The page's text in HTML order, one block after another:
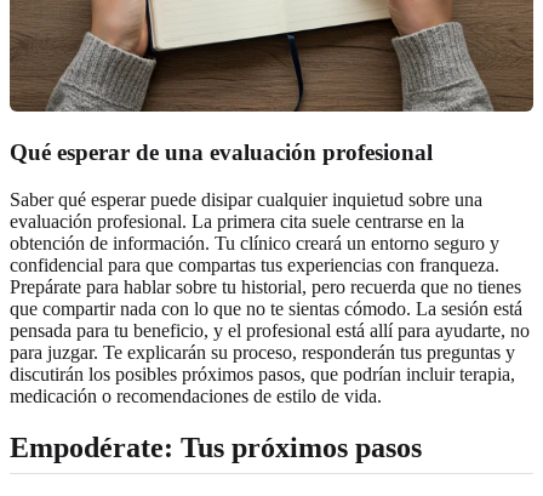
Qué esperar de una evaluación profesional
Saber qué esperar puede disipar cualquier inquietud sobre una
evaluación profesional. La primera cita suele centrarse en la
obtención de información. Tu clínico creará un entorno seguro y
confidencial para que compartas tus experiencias con franqueza.
Prepárate para hablar sobre tu historial, pero recuerda que no tienes
que compartir nada con lo que no te sientas cómodo. La sesión está
pensada para tu beneficio, y el profesional está allí para ayudarte, no
para juzgar. Te explicarán su proceso, responderán tus preguntas y
discutirán los posibles próximos pasos, que podrían incluir terapia,
medicación o recomendaciones de estilo de vida.
Empodérate: Tus próximos pasos